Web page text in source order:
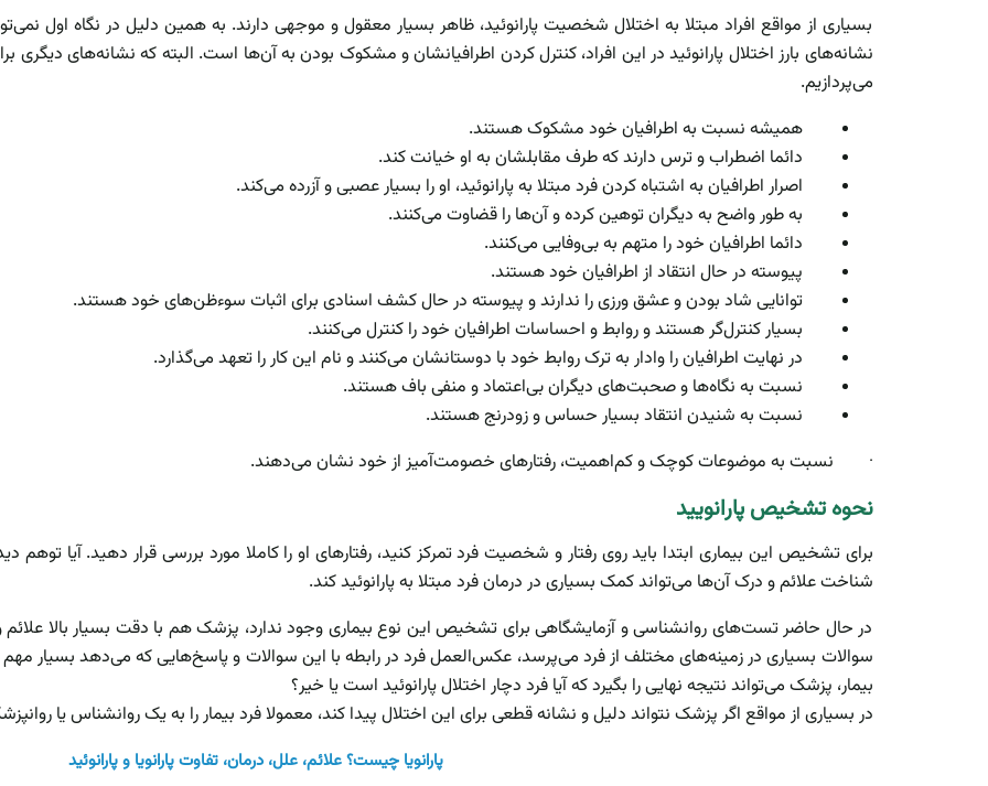
بسیاری از مواقع افراد مبتلا به اختلال شخصیت پارانوئید، ظاهر بسیار معقول و موجهی دارند. به همین دلیل در نگاه اول
نشانه‌های بارز اختلال پارانوئید در این افراد، کنترل کردن اطرافیانشان و مشکوک بودن به آن‌ها است. البته که نشانه‌های دیگری
می‌پردازیم.
همیشه نسبت به اطرافیان خود مشکوک هستند.
دائما اضطراب و ترس دارند که طرف مقابلشان به او خیانت کند.
اصرار اطرافیان به اشتباه کردن فرد مبتلا به پارانوئید، او را بسیار عصبی و آزرده می‌کند.
به طور واضح به دیگران توهین کرده و آن‌ها را قضاوت می‌کنند.
دائما اطرافیان خود را متهم به بی‌وفایی می‌کنند.
پیوسته در حال انتقاد از اطرافیان خود هستند.
توانایی شاد بودن و عشق ورزی را ندارند و پیوسته در حال کشف اسنادی برای اثبات سوءظن‌های خود هستند.
بسیار کنترل‌گر هستند و روابط و احساسات اطرافیان خود را کنترل می‌کنند.
در نهایت اطرافیان را وادار به ترک روابط خود با دوستانشان می‌کنند و نام این کار را تعهد می‌گذارد.
نسبت به نگاه‌ها و صحبت‌های دیگران بی‌اعتماد و منفی باف هستند.
نسبت به شنیدن انتقاد بسیار حساس و زودرنج هستند.
·
نسبت به موضوعات کوچک و کم‌اهمیت، رفتارهای خصومت‌آمیز از خود نشان می‌دهند.
نحوه تشخیص پارانویید
برای تشخیص این بیماری ابتدا باید روی رفتار و شخصیت فرد تمرکز کنید، رفتارهای او را کاملا مورد بررسی قرار دهید. آیا توهم
شناخت علائم و درک آن‌ها می‌تواند کمک بسیاری در درمان فرد مبتلا به پارانوئید کند.
در حال حاضر تست‌های روانشناسی و آزمایشگاهی برای تشخیص این نوع بیماری وجود ندارد، پزشک هم با دقت بسیار بالا
سوالات بسیاری در زمینه‌های مختلف از فرد می‌پرسد، عکس‌العمل فرد در رابطه با این سوالات و پاسخ‌هایی که می‌دهد بسیار
بیمار، پزشک می‌تواند نتیجه نهایی را بگیرد که آیا فرد دچار اختلال پارانوئید است یا خیر؟
در بسیاری از مواقع اگر پزشک نتواند دلیل و نشانه قطعی برای این اختلال پیدا کند، معمولا فرد بیمار را به یک روانشناس یا
پارانویا چیست؟ علائم، علل، درمان، تفاوت پارانویا و پارانوئید